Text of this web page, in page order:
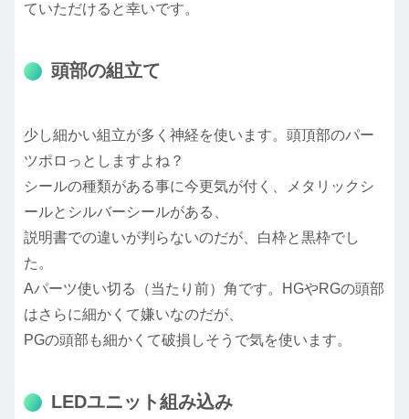
ていただけると幸いです。
頭部の組立て
少し細かい組立が多く神経を使います。頭頂部のパー
ツポロっとしますよね？
シールの種類がある事に今更気が付く、メタリックシ
ールとシルバーシールがある、
説明書での違いが判らないのだが、白枠と黒枠でし
た。
Aパーツ使い切る（当たり前）角です。HGやRGの頭部
はさらに細かくて嫌いなのだが、
PGの頭部も細かくて破損しそうで気を使います。
LEDユニット組み込み